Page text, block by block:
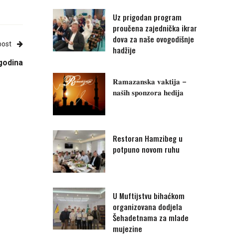
Uz prigodan program
proučena zajednička ikrar
dova za naše ovogodišnje
hadžije
𝐑𝐚𝐦𝐚𝐳𝐚𝐧𝐬𝐤𝐚 𝐯𝐚𝐤𝐭𝐢𝐣𝐚 –
𝐧𝐚𝐬̌𝐢𝐡 𝐬𝐩𝐨𝐧𝐳𝐨𝐫𝐚 𝐡𝐞𝐝𝐢𝐣𝐚
Restoran Hamzibeg u
potpuno novom ruhu
U Muftijstvu bihaćkom
organizovana dodjela
Šehadetnama za mlade
mujezine